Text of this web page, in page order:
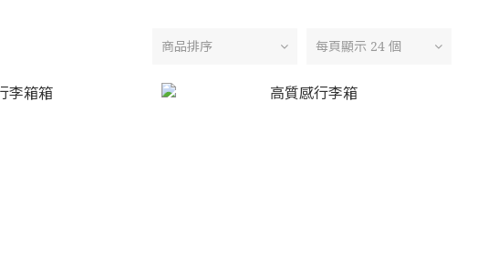
商品排序 每頁顯示 24 個